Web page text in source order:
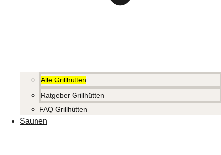
Alle Grillhütten
Ratgeber Grillhütten
FAQ Grillhütten
Saunen